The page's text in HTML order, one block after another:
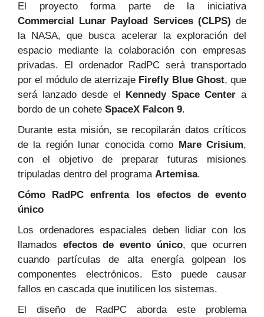
El proyecto forma parte de la iniciativa
Commercial Lunar Payload Services (CLPS) de
la NASA, que busca acelerar la exploración del
espacio mediante la colaboración con empresas
privadas. El ordenador RadPC será transportado
por el módulo de aterrizaje Firefly Blue Ghost, que
será lanzado desde el
Kennedy Space Center a
bordo de un cohete SpaceX Falcon 9.
Durante esta misión, se recopilarán datos críticos
de la región lunar conocida como
Mare Crisium,
con el objetivo de preparar futuras misiones
tripuladas dentro del programa Artemisa.
Cómo RadPC enfrenta los efectos de evento
único
Los ordenadores espaciales deben lidiar con los
llamados efectos de evento único, que ocurren
cuando partículas de alta energía golpean los
componentes electrónicos. Esto puede causar
fallos en cascada que inutilicen los sistemas.
El diseño de RadPC aborda este problema